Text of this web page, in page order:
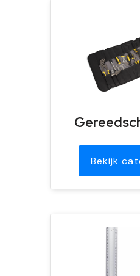
Bekijk